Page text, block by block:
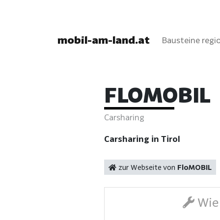
mobil-am-land.at Bausteine
FLOMOBIL
Carsharing
Carsharing in Tirol
zur Webseite von FloMOBIL